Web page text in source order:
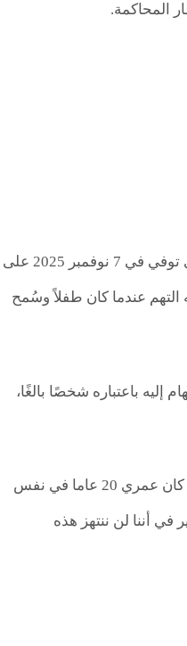
المحاكمة.
الذي توفي في 7 نوفمبر 2025 على
التهم عندما كان طفلاً وسُمح
إليه باعتباره شخصًا بالغًا،
وقال قاضي المحكمة الجزئية الأمريكية إدوين توريس: “لو كان عمري 20 عاما في نفس
في أننا لن ننتهز هذه